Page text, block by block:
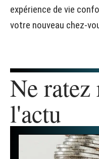
expérience de vie
votre nouveau chez-
Ne
l'actu